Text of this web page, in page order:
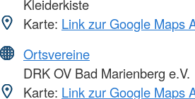
Kleiderkiste
Karte: Link zur Google Maps
Ortsvereine
DRK OV Bad Marienberg e.V.
Karte: Link zur Google Maps